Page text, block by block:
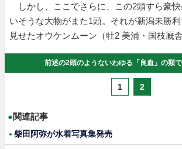
しかし、ここでさらに、この2頭すら豪快
いそうな大物がまた1頭。それが新潟未勝
見せたオウケンムーン（牡2 美浦・国枝厩
前述の2頭のようないわゆる「良血」の類
1 2
●関連記事
柴田阿弥が水着写真集発売